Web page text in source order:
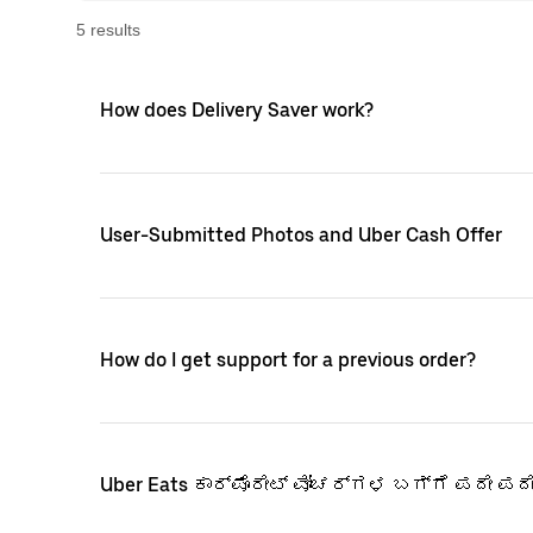
5 results
How does Delivery Saver work?
User-Submitted Photos and Uber Cash Offer
How do I get support for a previous order?
Uber Eats ಕಾರ್ಪೊರೇಟ್ ವೋಚರ್‌ಗಳ ಬಗ್ಗೆ ಪದೇ